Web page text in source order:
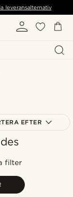
leveransalternativ
EFTER
filter